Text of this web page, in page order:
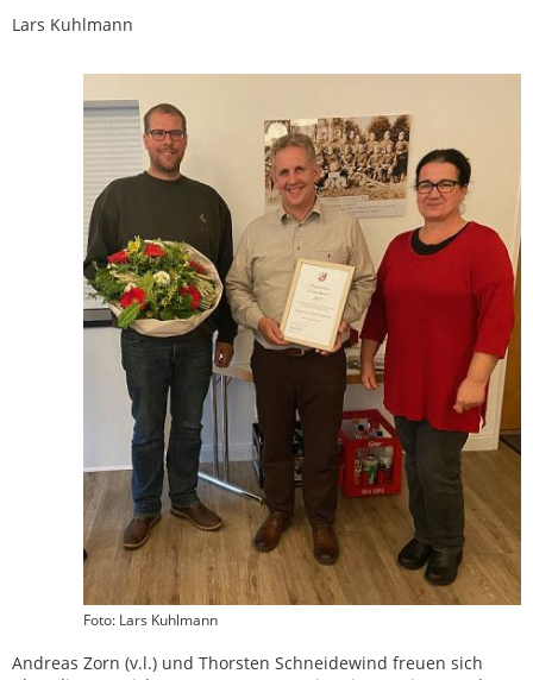
Lars Kuhlmann
Foto: Lars Kuhlmann
Andreas Zorn (v.l.) und Thorsten Schneidewind freuen sich